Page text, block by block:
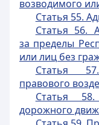
возводимого
Статья 55.
Статья 56.
за пределы
или лиц без
Статья
правового
Статья
дорожного